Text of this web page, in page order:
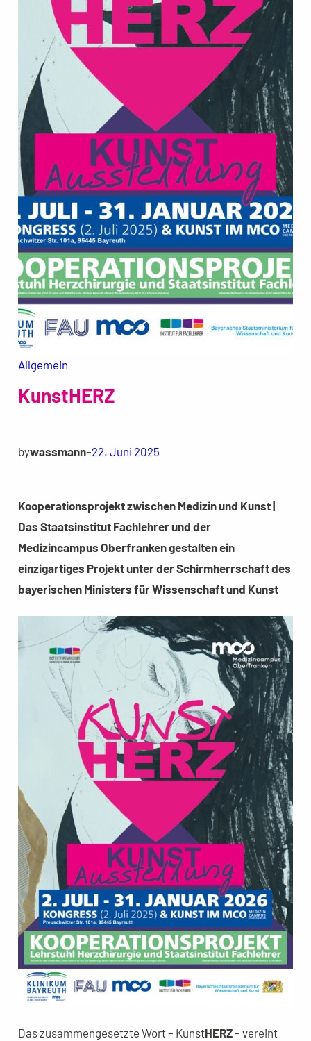
Allgemein
KunstHERZ
bywassmann–22. Juni 2025
Kooperationsprojekt zwischen Medizin und Kunst |
Das Staatsinstitut Fachlehrer und der
Medizincampus Oberfranken gestalten ein
einzigartiges Projekt unter der Schirmherrschaft des
bayerischen Ministers für Wissenschaft und Kunst
Das zusammengesetzte Wort – KunstHERZ– vereint